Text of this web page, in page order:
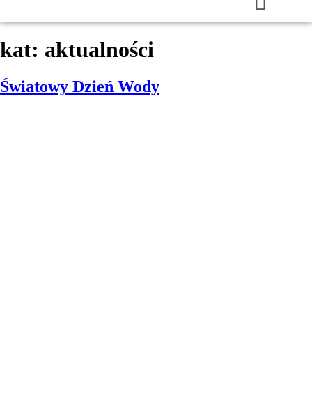
kat: aktualności
Światowy Dzień Wody